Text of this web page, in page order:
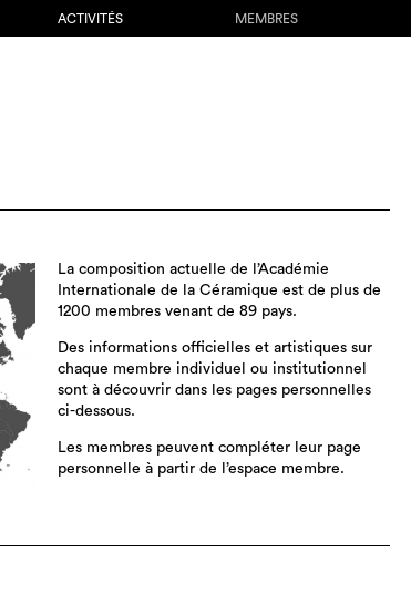
ACTIVITÉS MEMBRES
La composition actuelle de l’Académie
Internationale de la Céramique est de plus de
1200 membres venant de 89 pays.
Des informations officielles et artistiques sur
chaque membre individuel ou institutionnel
sont à découvrir dans les pages personnelles
ci-dessous.
Les membres peuvent compléter leur page
personnelle à partir de l’espace membre.